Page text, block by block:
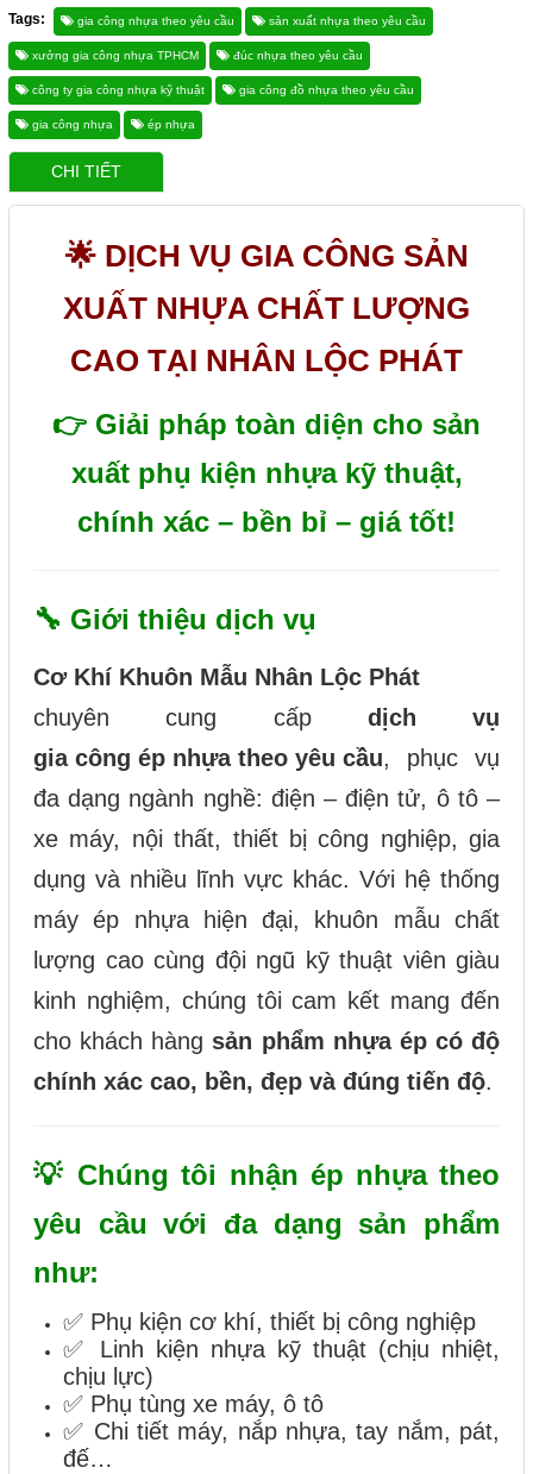
Tags: gia công nhựa theo yêu cầu sản xuất nhựa theo yêu cầu
xưởng gia công nhựa TPHCM đúc nhựa theo yêu cầu
công ty gia công nhựa kỹ thuật gia công đồ nhựa theo yêu cầu
gia công nhựa ép nhựa
CHI TIẾT
🌟 DỊCH VỤ GIA CÔNG SẢN
XUẤT NHỰA CHẤT LƯỢNG
CAO TẠI NHÂN LỘC PHÁT
👉 Giải pháp toàn diện cho sản
xuất phụ kiện nhựa kỹ thuật,
chính xác – bền bỉ – giá tốt!
🔧 Giới thiệu dịch vụ
Cơ Khí Khuôn Mẫu Nhân Lộc Phát
chuyên cung cấp dịch vụ
gia công ép nhựa theo yêu cầu, phục vụ
đa dạng ngành nghề: điện – điện tử, ô tô –
xe máy, nội thất, thiết bị công nghiệp, gia
dụng và nhiều lĩnh vực khác. Với hệ thống
máy ép nhựa hiện đại, khuôn mẫu chất
lượng cao cùng đội ngũ kỹ thuật viên giàu
kinh nghiệm, chúng tôi cam kết mang đến
cho khách hàng sản phẩm nhựa ép có độ
chính xác cao, bền, đẹp và đúng tiến độ.
💡 Chúng tôi nhận ép nhựa theo
yêu cầu với đa dạng sản phẩm
như:
✅ Phụ kiện cơ khí, thiết bị công nghiệp
✅ Linh kiện nhựa kỹ thuật (chịu nhiệt,
chịu lực)
✅ Phụ tùng xe máy, ô tô
✅ Chi tiết máy, nắp nhựa, tay nắm, pát,
đế…